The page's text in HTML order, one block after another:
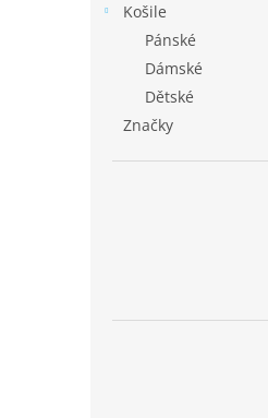
Košile
Pánské
Dámské
Dětské
Značky